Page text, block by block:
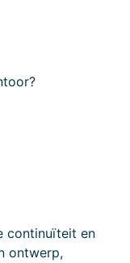
continuïteit en
ontwerp,